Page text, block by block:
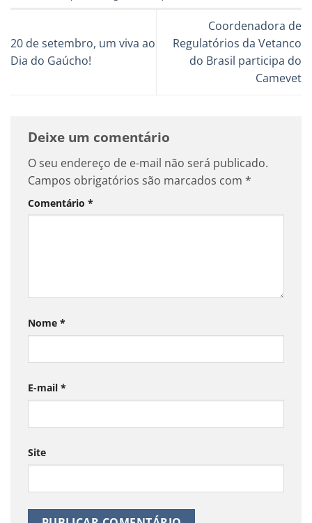
20 de setembro, um viva ao
Dia do Gaúcho!
Coordenadora de
Regulatórios da Vetanco
do Brasil participa do
Camevet
Deixe um comentário
O seu endereço de e-mail não será publicado.
Campos obrigatórios são marcados com *
Comentário *
Nome *
E-mail *
Site